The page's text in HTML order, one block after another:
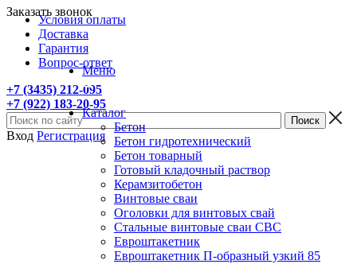
Условия оплаты
Доставка
Гарантия
Вопрос-ответ
+7 (3435) 212-095
+7 (922) 183-20-95
Заказать звонок
Вход Регистрация
Меню
Каталог
Бетон
Бетон гидротехнический
Бетон товарный
Готовый кладочный раствор
Керамзитобетон
Винтовые сваи
Оголовки для винтовых свай
Стальные винтовые сваи СВС
Евроштакетник
Евроштакетник П-образный узкий 85